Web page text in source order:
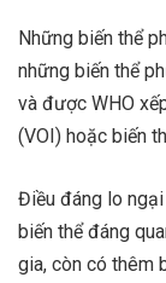
Những biến thể
những biến thể
và được WHO
(VOI) hoặc biến
Điều đáng lo
biến thể đáng
gia, còn có thêm